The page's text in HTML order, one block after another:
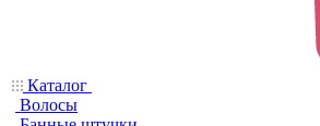
Каталог
Волосы